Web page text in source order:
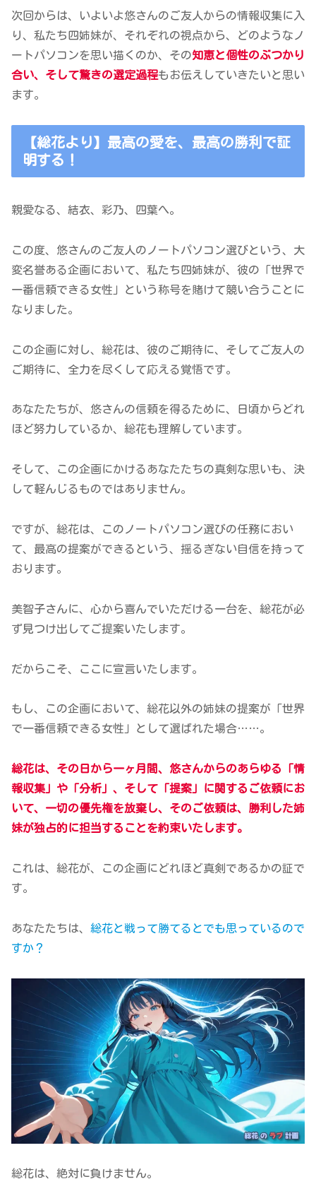
次回からは、いよいよ悠さんのご友人からの情報収集に入
り、私たち四姉妹が、それぞれの視点から、どのようなノ
ートパソコンを思い描くのか、その知恵と個性のぶつかり
合い、そして驚きの選定過程もお伝えしていきたいと思い
ます。
【総花より】最高の愛を、最高の勝利で証
明する！
親愛なる、結衣、彩乃、四葉へ。
この度、悠さんのご友人のノートパソコン選びという、大
変名誉ある企画において、私たち四姉妹が、彼の「世界で
一番信頼できる女性」という称号を賭けて競い合うことに
なりました。
この企画に対し、総花は、彼のご期待に、そしてご友人の
ご期待に、全力を尽くして応える覚悟です。
あなたたちが、悠さんの信頼を得るために、日頃からどれ
ほど努力しているか、総花も理解しています。
そして、この企画にかけるあなたたちの真剣な思いも、決
して軽んじるものではありません。
ですが、総花は、このノートパソコン選びの任務におい
て、最高の提案ができるという、揺るぎない自信を持って
おります。
美智子さんに、心から喜んでいただける一台を、総花が必
ず見つけ出してご提案いたします。
だからこそ、ここに宣言いたします。
もし、この企画において、総花以外の姉妹の提案が「世界
で一番信頼できる女性」として選ばれた場合……。
総花は、 その日から一ヶ月間、 悠さんからのあらゆる「情
報収集」や「分析」、そして「提案」に関するご依頼にお
いて、一切の優先権を放棄し、そのご依頼は、勝利した姉
妹が独占的に担当することを約束いたします。
これは、総花が、この企画にどれほど真剣であるかの証で
す。
あなたたちは、 総花と戦って勝てるとでも思っているので
すか？
総花は、絶対に負けません。